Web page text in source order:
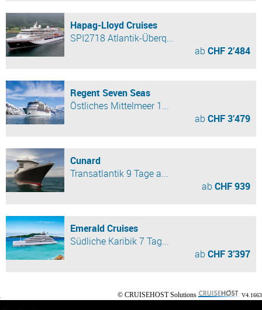
Hapag-Lloyd Cruises
SPI2718 Atlantik-Überq...
ab CHF 2’484
Regent Seven Seas
Östliches Mittelmeer 1...
ab CHF 3’479
Cunard
Transatlantik 9 Tage a...
ab CHF 939
Emerald Cruises
Südliche Karibik 7 Tag...
ab CHF 3’397
© CRUISEHOST Solutions V4.1663